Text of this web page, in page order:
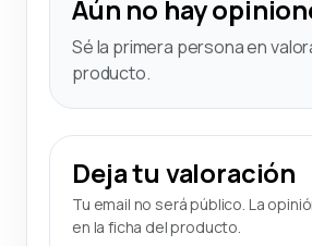
Aún no hay
Sé la primera persona en
producto.
Deja tu valoración
Tu email no será público. La
en la ficha del producto.